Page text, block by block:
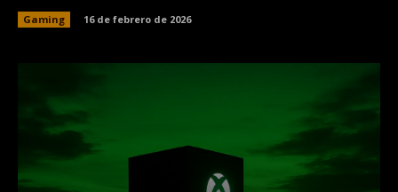
Gaming 16 de febrero de 2026